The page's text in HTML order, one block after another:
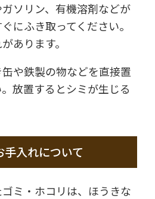
ソリン、有機溶剤などが
にふき取ってください。
あります。
や鉄製の物などを直接置
放置するとシミが生じる
手入れについて
ミ・ホコリは、ほうきな